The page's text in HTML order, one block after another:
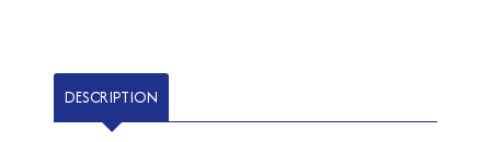
DESCRIPTION